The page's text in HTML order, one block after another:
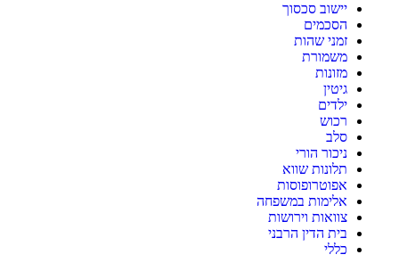
יישוב סכסוך
הסכמים
זמני שהות
משמורת
מזונות
גיטין
ילדים
רכוש
סלב
ניכור הורי
תלונות שווא
אפוטרופוסות
אלימות במשפחה
צוואות וירושות
בית הדין הרבני
כללי